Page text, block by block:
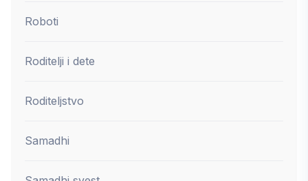
Roboti
Roditelji i dete
Roditeljstvo
Samadhi